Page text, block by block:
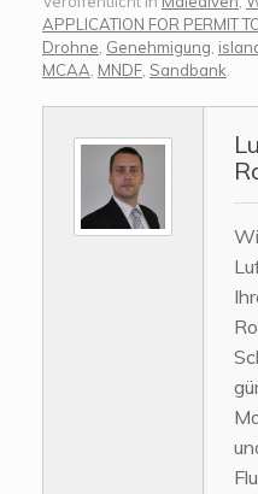
APPLICATION FOR PERMIT
Drohne Genehmigung
MCAA MNDF Sandbank